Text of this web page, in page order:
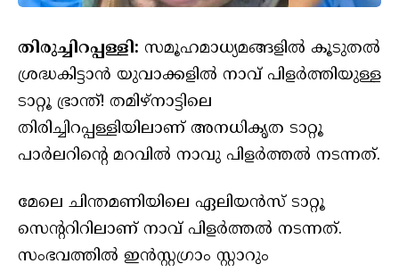
തിരുച്ചിറപ്പള്ളി: സമൂഹമാധ്യമങ്ങളിൽ കൂടുതൽ
ശ്രദ്ധകിട്ടാൻ യുവാക്കളിൽ നാവ് പിളർത്തിയുള്ള
ടാറ്റൂ ഭ്രാന്ത്! തമിഴ്‌നാട്ടിലെ
തിരിച്ചിറപ്പള്ളിയിലാണ് അനധികൃത ടാറ്റൂ
പാർലറിന്റെ മറവിൽ നാവു പിളർത്തൽ നടന്നത്.
മേലെ ചിന്തമണിയിലെ ഏലിയൻസ് ടാറ്റൂ
സെന്ററിറിലാണ് നാവ് പിളർത്തൽ നടന്നത്.
സംഭവത്തിൽ ഇൻസ്റ്റഗ്രാം സ്റ്റാറും